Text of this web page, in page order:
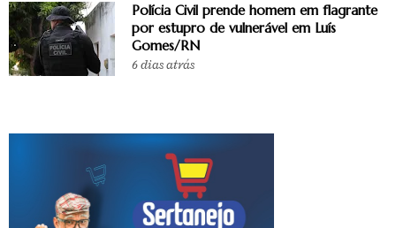
Polícia Civil prende homem em flagrante
por estupro de vulnerável em Luís
Gomes/RN
6 dias atrás